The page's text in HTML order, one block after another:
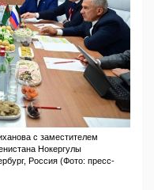
с заместителем
Нокергулы
Россия (Фото: пресс-